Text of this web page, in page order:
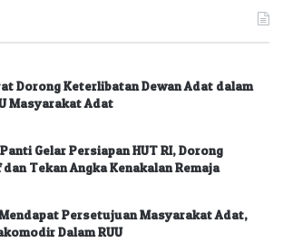
Dorong Keterlibatan Dewan Adat dalam
Masyarakat Adat
Gelar Persiapan HUT RI, Dorong
Tekan Angka Kenakalan Remaja
Persetujuan Masyarakat Adat,
Dalam RUU